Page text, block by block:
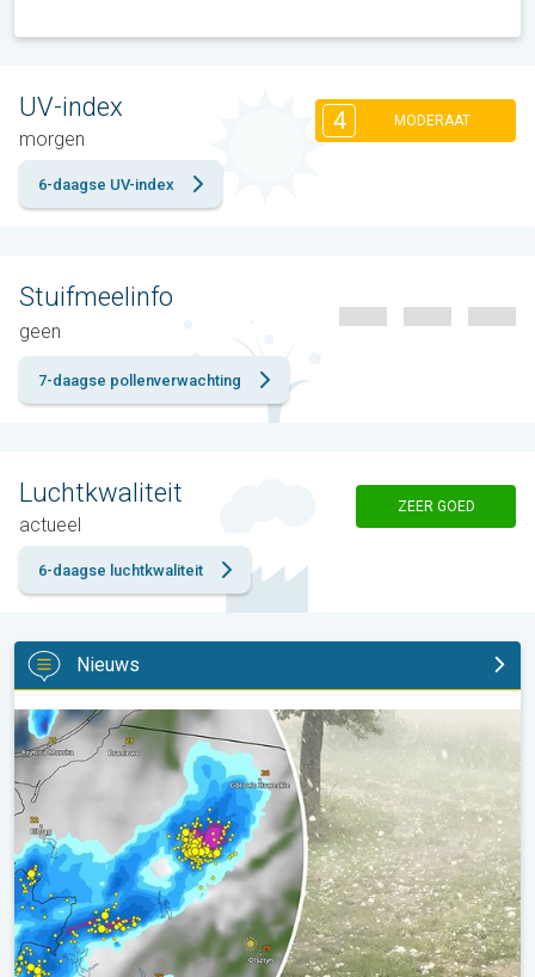
UV-index
morgen
4 MODERAAT
6-daagse UV-index
Stuifmeelinfo
geen
7-daagse pollenverwachting
Luchtkwaliteit
actueel
ZEER GOED
6-daagse luchtkwaliteit
Nieuws
Hagel als tennisballen in Polen. Zwaar onweer treft steden. . .